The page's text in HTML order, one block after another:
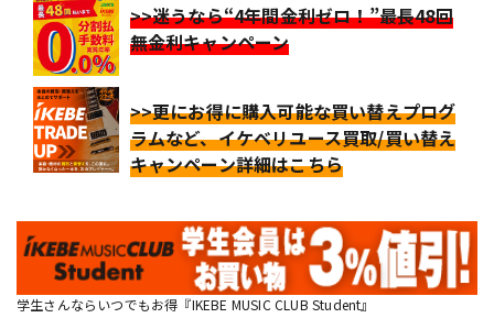
>>迷うなら“4年間金利ゼロ！”最長48回
無金利キャンペーン
>>更にお得に購入可能な買い替えプログ
ラムなど、イケベリユース買取/買い替え
キャンペーン詳細はこちら
学生さんならいつでもお得『IKEBE MUSIC CLUB Student』